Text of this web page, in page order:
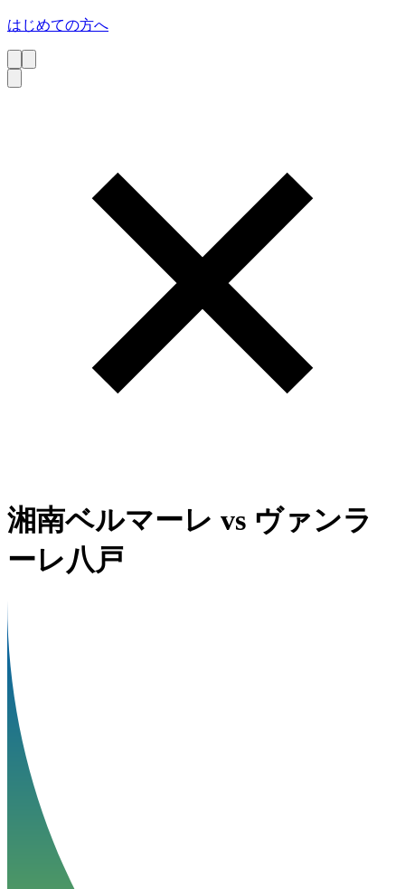
はじめての方へ
湘南ベルマーレ vs ヴァンラ
ーレ八戸